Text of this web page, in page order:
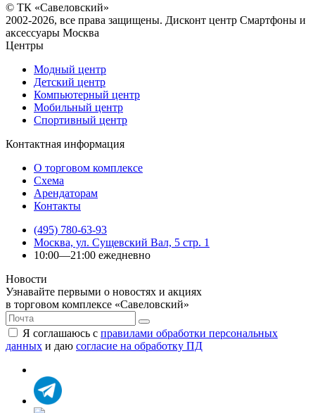
© ТК «Савеловский»
2002-2026, все права защищены. Дисконт центр Смартфоны и
аксессуары Москва
Центры
Модный центр
Детский центр
Компьютерный центр
Мобильный центр
Спортивный центр
Контактная информация
О торговом комплексе
Схема
Арендаторам
Контакты
(495) 780-63-93
Москва, ул. Сущевский Вал, 5 стр. 1
10:00—21:00 ежедневно
Новости
Узнавайте первыми о новостях и акциях
в торговом комплексе «Савеловский»
Я соглашаюсь с правилами обработки персональных
данных и даю согласие на обработку ПД